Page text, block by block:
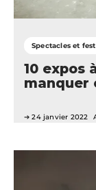
Spectacles et
10 expos
manquer
24 janvier 2022